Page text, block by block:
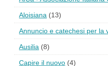
Aloisiana (13)
Annuncio e catechesi per la
Ausilia (8)
Capire il nuovo (4)